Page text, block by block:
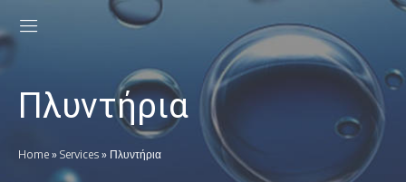
Πλυντήρια
Home » Services » Πλυντήρια